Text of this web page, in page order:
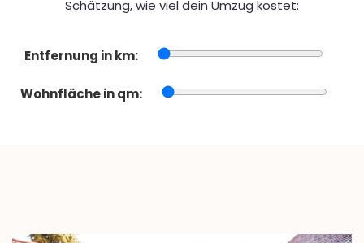
Schätzung, wie viel dein Umzug kostet:
Entfernung in km:
Wohnfläche in qm: